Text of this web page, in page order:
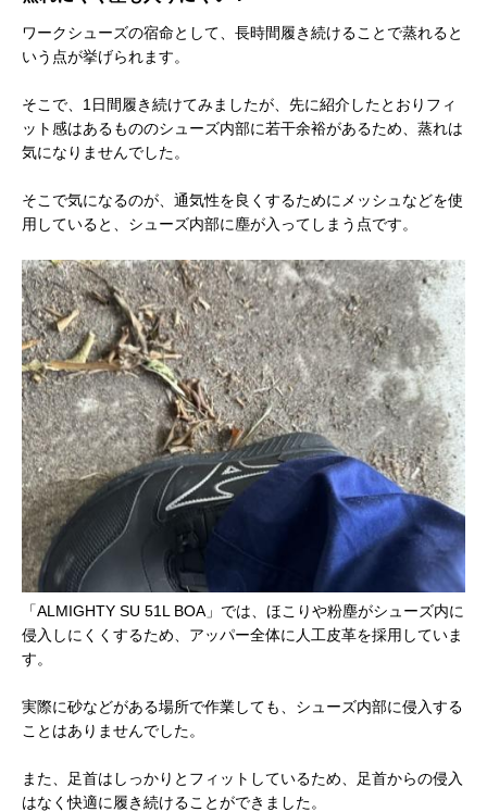
ワークシューズの宿命として、長時間履き続けることで蒸れると
いう点が挙げられます。
そこで、1日間履き続けてみましたが、先に紹介したとおりフィ
ット感はあるもののシューズ内部に若干余裕があるため、蒸れは
気になりませんでした。
そこで気になるのが、通気性を良くするためにメッシュなどを使
用していると、シューズ内部に塵が入ってしまう点です。
「ALMIGHTY SU 51L BOA」では、ほこりや粉塵がシューズ内に
侵入しにくくするため、アッパー全体に人工皮革を採用していま
す。
実際に砂などがある場所で作業しても、シューズ内部に侵入する
ことはありませんでした。
また、足首はしっかりとフィットしているため、足首からの侵入
はなく快適に履き続けることができました。